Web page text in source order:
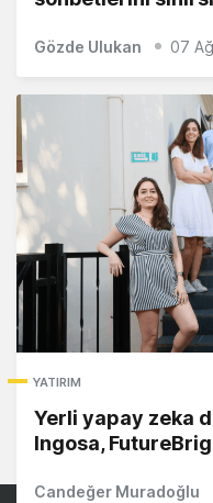
Gözde Ulukan 07
YATIRIM
Yerli yapay zeka
Ingosa,
Candeğer Muradoğlu